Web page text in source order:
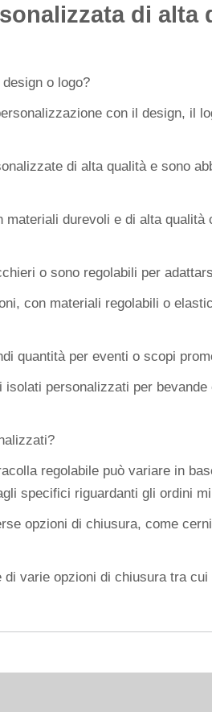
di alta
o logo?
con il design, il
di alta qualità e sono
durevoli e di alta qualità
o sono regolabili per
con materiali regolabili o
quantità per eventi o scopi
personalizzati per
regolabile può variare in
specifici riguardanti gli ordini
opzioni di chiusura, come
varie opzioni di chiusura tra